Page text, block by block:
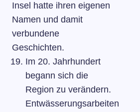
Insel hatte ihren eigenen
Namen und damit
verbundene
Geschichten.
Im 20. Jahrhundert
begann sich die
Region zu verändern.
Entwässerungsarbeiten